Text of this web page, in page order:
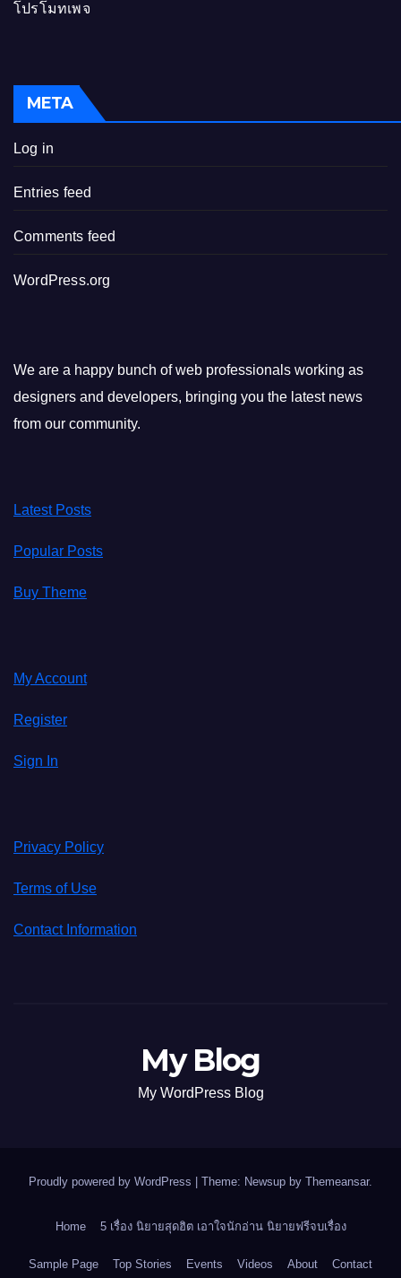
โปรโมทเพจ
META
Log in
Entries feed
Comments feed
WordPress.org
We are a happy bunch of web professionals working as
designers and developers, bringing you the latest news
from our community.
Latest Posts
Popular Posts
Buy Theme
My Account
Register
Sign In
Privacy Policy
Terms of Use
Contact Information
My Blog
My WordPress Blog
Proudly powered by WordPress Theme: Newsup by Themeansar.
Home 5 เรื่อง นิยายสุดฮิต เอาใจนักอ่าน นิยายฟรีจบเรื่อง
Sample Page Top Stories Events Videos About Contact